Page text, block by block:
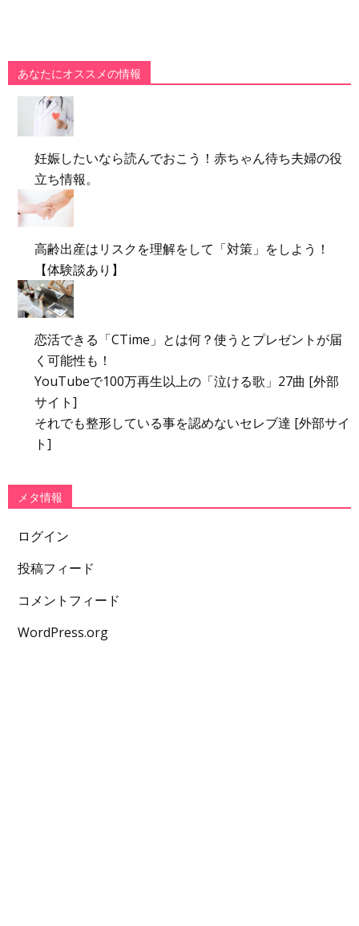
あなたにオススメの情報
妊娠したいなら読んでおこう！赤ちゃん待ち夫婦の役
立ち情報。
高齢出産はリスクを理解をして「対策」をしよう！
【体験談あり】
恋活できる「CTime」とは何？使うとプレゼントが届
く可能性も！
YouTubeで100万再生以上の「泣ける歌」27曲 [外部
サイト]
それでも整形している事を認めないセレブ達 [外部サイ
ト]
メタ情報
ログイン
投稿フィード
コメントフィード
WordPress.org